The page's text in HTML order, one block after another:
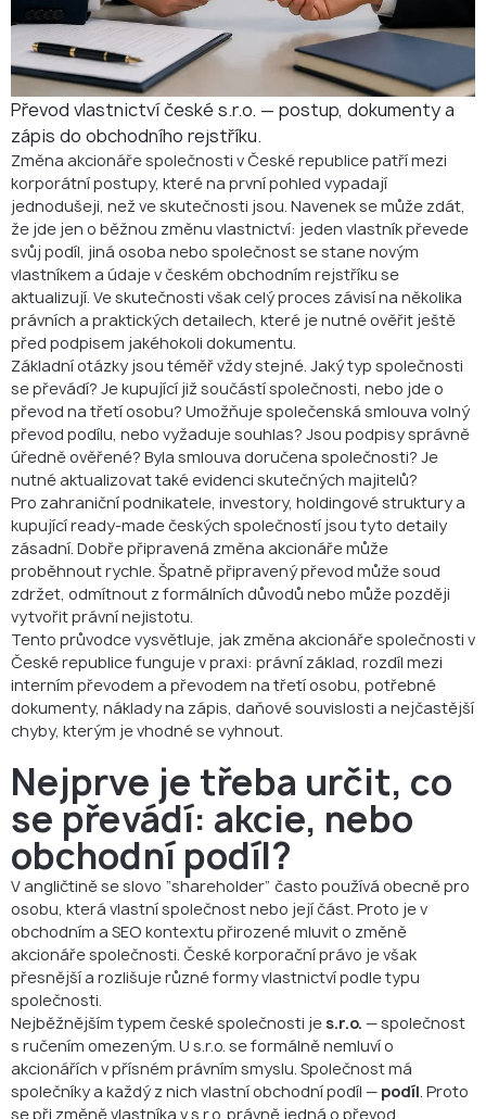
Standardní postup při změně akcionáře v české s.r.o.
Obvykle požadované dokumenty
Zápis do obchodního rejstříku
Evidence skutečných majitelů
Daňové souvislosti pro prodávajícího
Zvláštní situace
Časté chyby při změně akcionáře v české společnosti
Praktický kontrolní seznam před převodem
Jak může AMS Europe pomoci
FAQ
Plánujete změnu akcionáře společnosti v České republice?
Převod vlastnictví české s.r.o. — postup, dokumenty a
zápis do obchodního rejstříku.
Změna akcionáře společnosti v České republice patří mezi
korporátní postupy, které na první pohled vypadají
jednodušeji, než ve skutečnosti jsou. Navenek se může zdát,
že jde jen o běžnou změnu vlastnictví: jeden vlastník převede
svůj podíl, jiná osoba nebo společnost se stane novým
vlastníkem a údaje v českém obchodním rejstříku se
aktualizují. Ve skutečnosti však celý proces závisí na několika
právních a praktických detailech, které je nutné ověřit ještě
před podpisem jakéhokoli dokumentu.
Základní otázky jsou téměř vždy stejné. Jaký typ společnosti
se převádí? Je kupující již součástí společnosti, nebo jde o
převod na třetí osobu? Umožňuje společenská smlouva volný
převod podílu, nebo vyžaduje souhlas? Jsou podpisy správně
úředně ověřené? Byla smlouva doručena společnosti? Je
nutné aktualizovat také evidenci skutečných majitelů?
Pro zahraniční podnikatele, investory, holdingové struktury a
kupující ready-made českých společností jsou tyto detaily
zásadní. Dobře připravená změna akcionáře může
proběhnout rychle. Špatně připravený převod může soud
zdržet, odmítnout z formálních důvodů nebo může později
vytvořit právní nejistotu.
Tento průvodce vysvětluje, jak změna akcionáře společnosti v
České republice funguje v praxi: právní základ, rozdíl mezi
interním převodem a převodem na třetí osobu, potřebné
dokumenty, náklady na zápis, daňové souvislosti a nejčastější
chyby, kterým je vhodné se vyhnout.
Nejprve je třeba určit, co
se převádí: akcie, nebo
obchodní podíl?
V angličtině se slovo “shareholder” často používá obecně pro
osobu, která vlastní společnost nebo její část. Proto je v
obchodním a SEO kontextu přirozené mluvit o změně
akcionáře společnosti. České korporační právo je však
přesnější a rozlišuje různé formy vlastnictví podle typu
společnosti.
Nejběžnějším typem české společnosti jes.r.o. — společnost
s ručením omezeným. U s.r.o. se formálně nemluví o
akcionářích v přísném právním smyslu. Společnost má
společníky a každý z nich vlastní obchodní podíl — podíl. Proto
se při změně vlastníka v s.r.o. právně jedná o převod